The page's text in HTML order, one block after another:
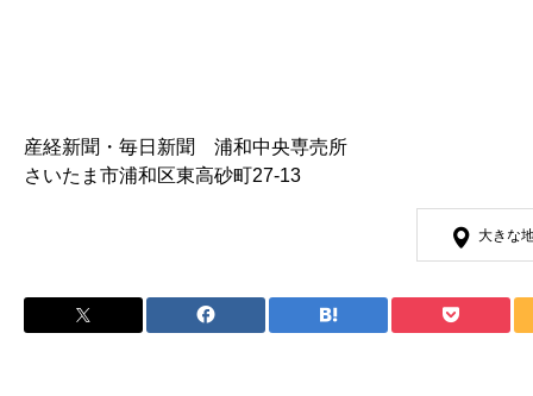
産経新聞・毎日新聞 浦和中央専売所
さいたま市浦和区東高砂町27-13
大きな